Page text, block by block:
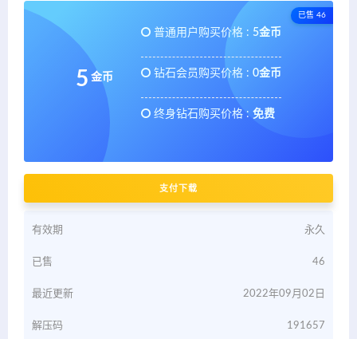
已售 46
5 金币
普通用户购买价格 : 5金币
钻石会员购买价格 : 0金币
终身钻石购买价格 : 免费
支付下载
有效期 永久
已售 46
最近更新 2022年09月02日
解压码 191657